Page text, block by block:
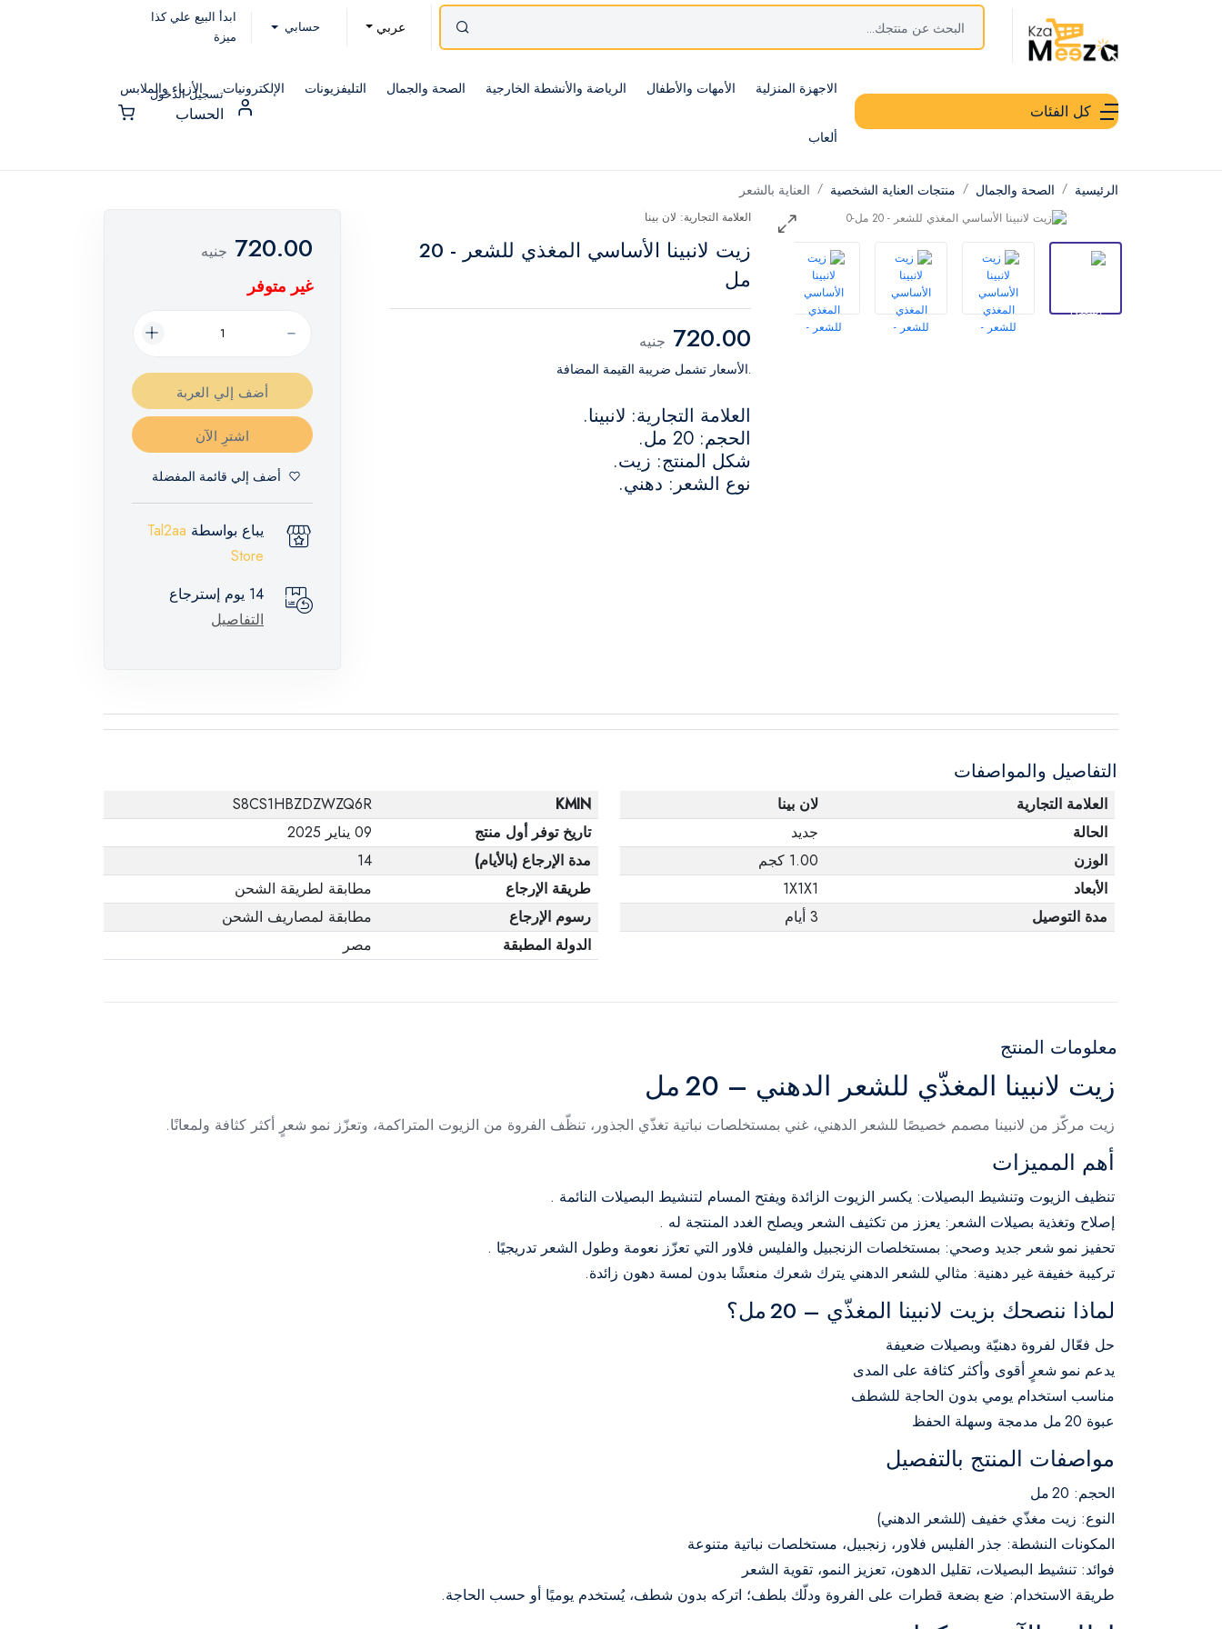
عربي حسابي
ابدأ البيع علي كذا
ميزة
كل الفئات
الاجهزة المنزلية الأمهات والأطفال الرياضة والأنشطة الخارجية الصحة والجمال التليفزيونات الإلكترونيات الأزياء والملابس
ألعاب
تسجيل الدخول
الحساب
الرئيسية الصحة والجمال منتجات العناية الشخصية العناية بالشعر
العلامة التجارية: لان بينا
زيت لانبينا الأساسي المغذي للشعر - 20
مل
720.00 جنيه
.الأسعار تشمل ضريبة القيمة المضافة
العلامة التجارية: لانبينا.
الحجم: 20 مل.
شكل المنتج: زيت.
نوع الشعر: دهني.
720.00 جنيه
غير متوفر
أضف إلي العربة
اشترِ الآن
أضف إلي قائمة المفضلة
يباع بواسطة Tal2aa
Store
14 يوم إسترجاع
التفاصيل
التفاصيل والمواصفات
العلامة التجارية
لان بينا
الحالة
جديد
الوزن
1.00 كجم
الأبعاد
1X1X1
مدة التوصيل
3 أيام
KMIN
S8CS1HBZDZWZQ6R
تاريخ توفر أول منتج
09 يناير 2025
مدة الإرجاع (بالأيام)
14
طريقة الإرجاع
مطابقة لطريقة الشحن
رسوم الإرجاع
مطابقة لمصاريف الشحن
الدولة المطبقة
مصر
معلومات المنتج
زيت لانبينا المغذّي للشعر الدهني – 20 مل
زيت مركّز من لانبينا مصمم خصيصًا للشعر الدهني، غني بمستخلصات نباتية تغذّي الجذور، تنظّف الفروة من الزيوت المتراكمة، وتعزّز نمو شعرٍ أكثر كثافة ولمعانًا.
أهم المميزات
تنظيف الزيوت وتنشيط البصيلات: يكسر الزيوت الزائدة ويفتح المسام لتنشيط البصيلات النائمة .
إصلاح وتغذية بصيلات الشعر: يعزز من تكثيف الشعر ويصلح الغدد المنتجة له .
تحفيز نمو شعر جديد وصحي: بمستخلصات الزنجبيل والفليس فلاور التي تعزّز نعومة وطول الشعر تدريجيًا .
تركيبة خفيفة غير دهنية: مثالي للشعر الدهني يترك شعرك منعشًا بدون لمسة دهون زائدة.
لماذا ننصحك بزيت لانبينا المغذّي – 20 مل؟
حل فعّال لفروة دهنيّة وبصيلات ضعيفة
يدعم نمو شعرٍ أقوى وأكثر كثافة على المدى
مناسب استخدام يومي بدون الحاجة للشطف
عبوة 20 مل مدمجة وسهلة الحفظ
مواصفات المنتج بالتفصيل
الحجم: 20 مل
النوع: زيت مغذّي خفيف (للشعر الدهني)
المكونات النشطة: جذر الفليس فلاور، زنجبيل، مستخلصات نباتية متنوعة
فوائد: تنشيط البصيلات، تقليل الدهون، تعزيز النمو، تقوية الشعر
طريقة الاستخدام: ضع بضعة قطرات على الفروة ودلّك بلطف؛ اتركه بدون شطف، يُستخدم يوميًا أو حسب الحاجة.